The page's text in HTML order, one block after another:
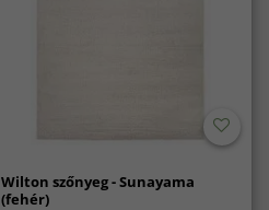
Wilton szőnyeg - Sunayama
(fehér)